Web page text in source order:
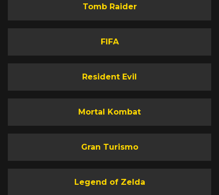
Tomb Raider
FIFA
Resident Evil
Mortal Kombat
Gran Turismo
Legend of Zelda